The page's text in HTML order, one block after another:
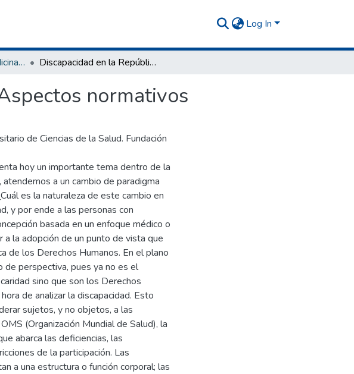
Log In
Especialización en Medicina Legal Discapacidad en la República Argentina. Aspectos normativos
normativos
de Ciencias de la Salud. Fundación
hoy un importante tema dentro de la
a un cambio de paradigma
es la naturaleza de este cambio en
y por ende a las personas con
basada en un enfoque médico o
a la adopción de un punto de vista que
de los Derechos Humanos. En el plano
de perspectiva, pues ya no es el
sino que son los Derechos
de analizar la discapacidad. Esto
sujetos, y no objetos, a las
(Organización Mundial de Salud), la
abarca las deficiencias, las
de la participación. Las
a una estructura o función corporal; las